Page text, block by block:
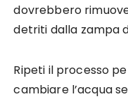
dovrebbero
detriti dalla zampa
Ripeti il processo
cambiare l’acqua